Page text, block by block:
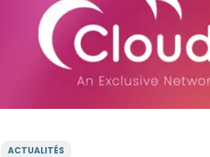
ACTUALITÉS